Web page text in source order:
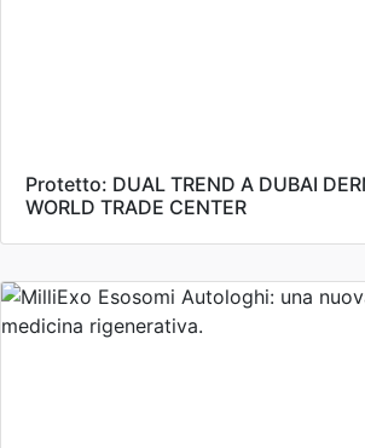
Protetto: DUAL TREND A DUBAI
WORLD TRADE CENTER